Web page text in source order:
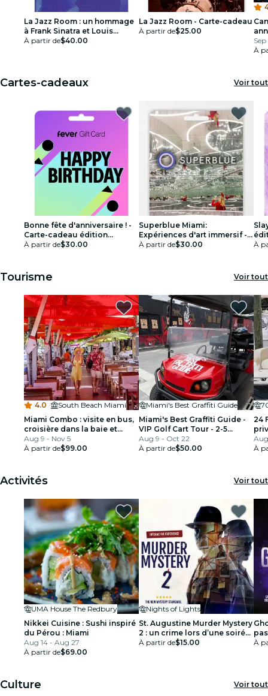
La Jazz Room : un hommage
à Frank Sinatra et Louis
Armstrong - Carte-cadeau
À partir de$40.00
La Jazz Room - Carte-cadeau
À partir de$25.00
Sep
À
Cartes-cadeaux Voir tout
Bonne fête d'anniversaire ! -
Carte-cadeau édition
spéciale
À partir de$30.00
Superblue Miami:
Expériences d'art immersif -
Carte-cadeau
À partir de$30.00
À
Tourisme Voir tout
4.0 ·
South Beach Miami
Miami Combo : visite en bus,
croisière dans la baie et
Everglades
Aug 9 - Nov 5
À partir de$99.00
Miami's Best Graffiti Guide
Miami's Best Graffiti Guide -
VIP Golf Cart Tour - 2-5
personnes
Aug 9 - Oct 22
À partir de$50.00
24
À
Activités Voir tout
UMA House The Redbury
Nikkei Cuisine : Sushi inspiré
du Pérou : Miami
Aug 14 - Aug 27
À partir de$69.00
Nights of Lights
St. Augustine Murder Mystery
2 : un crime lors d’une soirée
rendez-vous !
À partir de$15.00
À
Culture Voir tout